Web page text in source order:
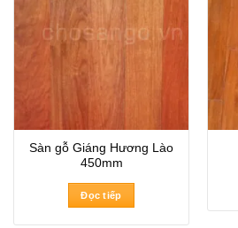
Sàn gỗ Giáng Hương Lào
450mm
Đọc tiếp